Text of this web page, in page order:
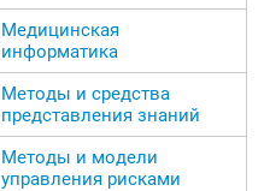
Медицинская
информатика
Методы и средства
представления знаний
Методы и модели
управления рисками